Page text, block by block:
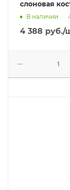
слоновая
В наличии
4 388 руб./